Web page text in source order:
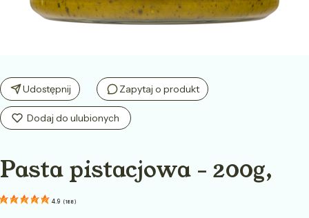
Udostępnij Zapytaj o produkt
Pasta pistacjowa - 200g,
4.9 (188)